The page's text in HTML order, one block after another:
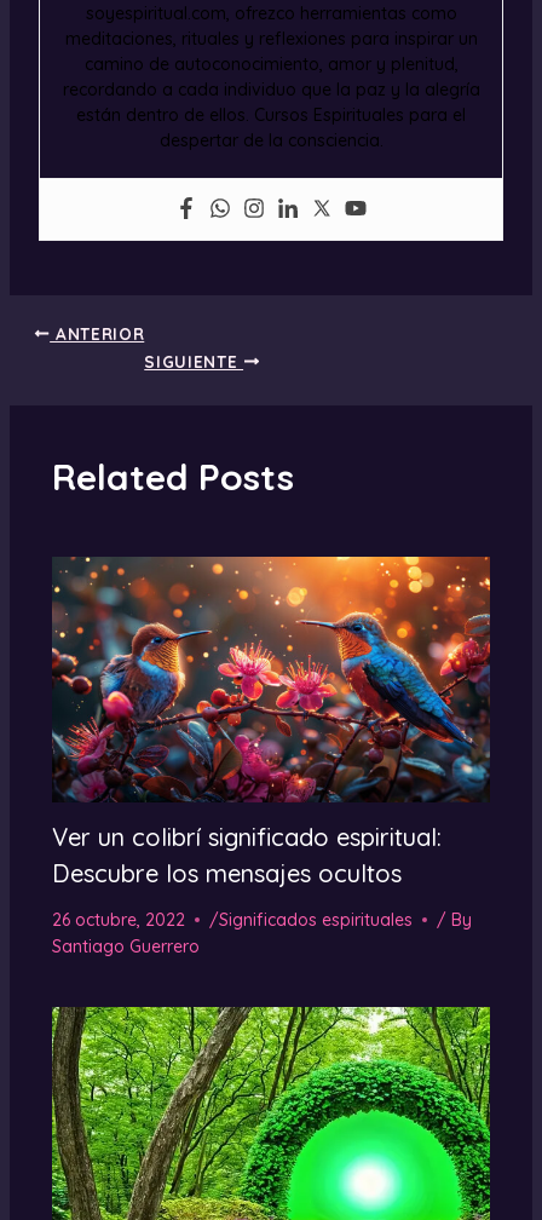
soyespiritual.com, ofrezco herramientas como
meditaciones, rituales y reflexiones para inspirar un
camino de autoconocimiento, amor y plenitud,
recordando a cada individuo que la paz y la alegría
están dentro de ellos. Cursos Espirituales para el
despertar de la consciencia.
ANTERIOR
SIGUIENTE
Related Posts
Ver un colibrí significado espiritual:
Descubre los mensajes ocultos
26 octubre, 2022 /Significados espirituales
/ By
Santiago Guerrero